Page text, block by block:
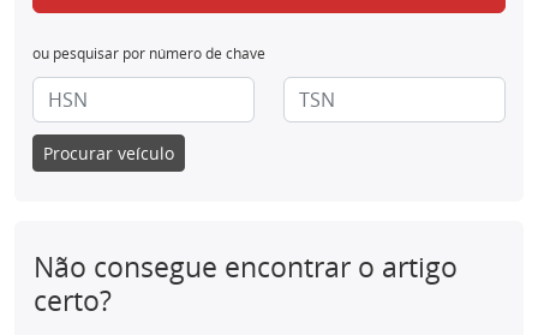
ou pesquisar por número de chave
Procurar veículo
Não consegue encontrar o artigo
certo?